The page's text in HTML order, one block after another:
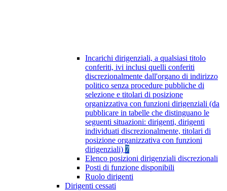
Incarichi dirigenziali, a qualsiasi titolo
conferiti, ivi inclusi quelli conferiti
discrezionalmente dall'organo di indirizzo
politico senza procedure pubbliche di
selezione e titolari di posizione
organizzativa con funzioni dirigenziali (da
pubblicare in tabelle che distinguano le
seguenti situazioni: dirigenti, dirigenti
individuati discrezionalmente, titolari di
posizione organizzativa con funzioni
dirigenziali) 7
Elenco posizioni dirigenziali discrezionali
Posti di funzione disponibili
Ruolo dirigenti
Dirigenti cessati